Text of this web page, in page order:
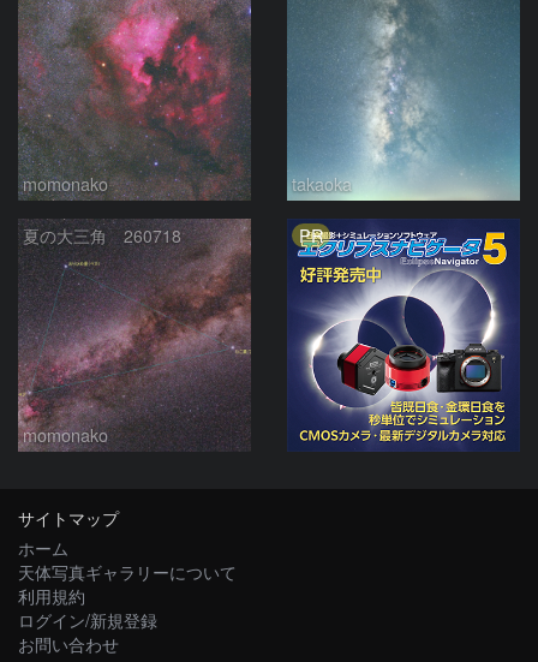
momonako takaoka
夏の大三角 260718
momonako
PR
サイトマップ
ホーム
天体写真ギャラリーについて
利用規約
ログイン/新規登録
お問い合わせ